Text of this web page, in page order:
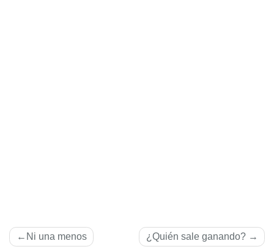
Navegación
Ni una menos ¿Quién sale ganando?